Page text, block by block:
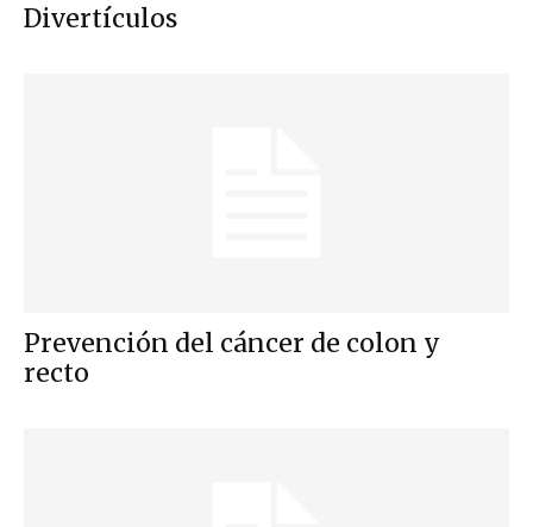
Divertículos
Prevención del cáncer de colon y
recto